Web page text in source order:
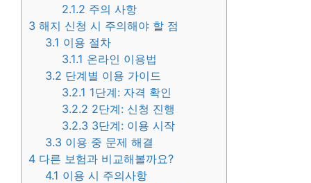
2.1.2 주의 사항
3 해지 신청 시 주의해야 할 점
3.1 이용 절차
3.1.1 온라인 이용법
3.2 단계별 이용 가이드
3.2.1 1단계: 자격 확인
3.2.2 2단계: 신청 진행
3.2.3 3단계: 이용 시작
3.3 이용 중 문제 해결
4 다른 보험과 비교해볼까요?
4.1 이용 시 주의사항